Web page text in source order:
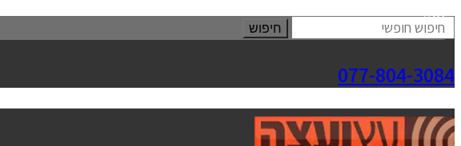
חיפוש
077-804-3084
סגור